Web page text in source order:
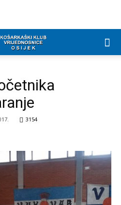
3154